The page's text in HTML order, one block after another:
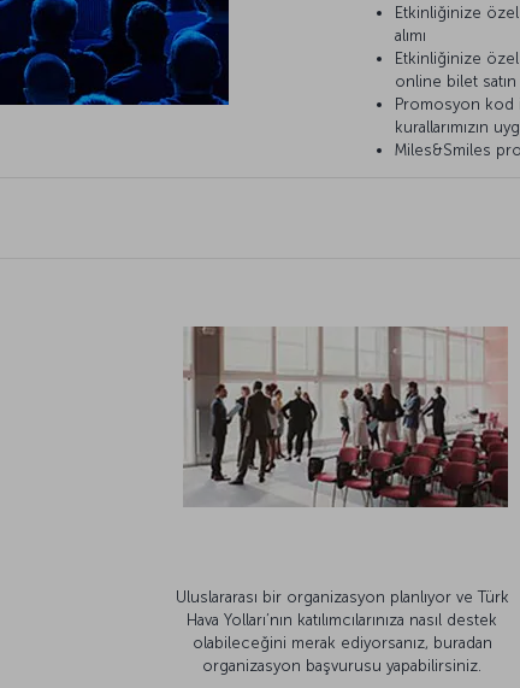
Etkinliğinize
alımı
Etkinliğinize
online bilet satın
Promosyon kod
kurallarımızın
Miles&Smiles
Uluslararası bir organizasyon planlıyor ve Türk
Hava Yolları’nın katılımcılarınıza nasıl destek
olabileceğini merak ediyorsanız, buradan
organizasyon başvurusu yapabilirsiniz.